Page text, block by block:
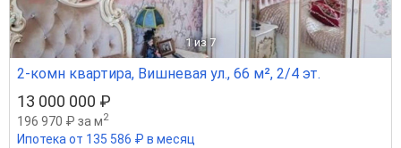
1 из 7
2-комн квартира, Вишневая ул., 66 м², 2/4 эт.
13 000 000 ₽
196 970 ₽ за м2
Ипотека от 135 586 ₽ в месяц